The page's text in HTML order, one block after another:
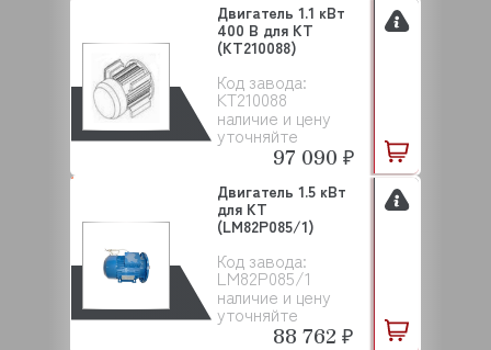
Код завода:
KT210088
наличие и цену
уточняйте
Двигатель 1.1 кВт
400 В для KT
(KT210088)
97 090 ₽
Код завода:
LM82P085/1
наличие и цену
уточняйте
Двигатель 1.5 кВт
для KT
(LM82P085/1)
88 762 ₽